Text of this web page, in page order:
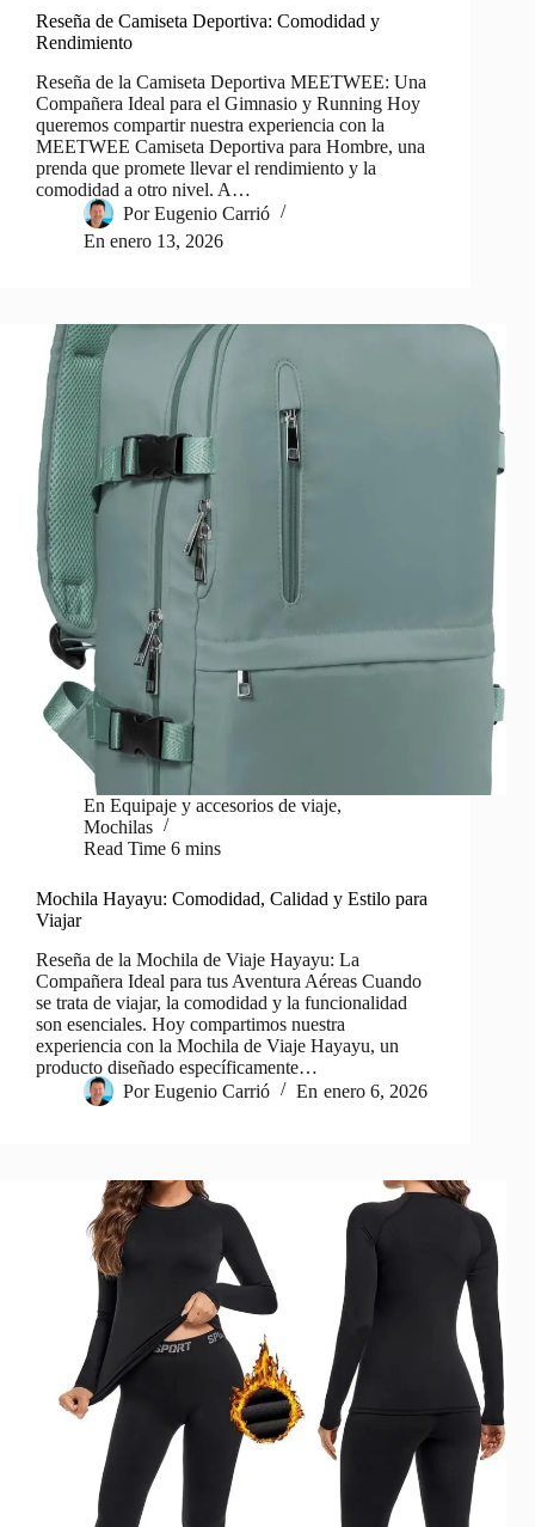
Reseña de Camiseta Deportiva: Comodidad y
Rendimiento
Reseña de la Camiseta Deportiva MEETWEE: Una
Compañera Ideal para el Gimnasio y Running Hoy
queremos compartir nuestra experiencia con la
MEETWEE Camiseta Deportiva para Hombre, una
prenda que promete llevar el rendimiento y la
comodidad a otro nivel. A…
Por Eugenio Carrió
En enero 13, 2026
En Equipaje y accesorios de viaje,
Mochilas
Read Time 6 mins
Mochila Hayayu: Comodidad, Calidad y Estilo para
Viajar
Reseña de la Mochila de Viaje Hayayu: La
Compañera Ideal para tus Aventura Aéreas Cuando
se trata de viajar, la comodidad y la funcionalidad
son esenciales. Hoy compartimos nuestra
experiencia con la Mochila de Viaje Hayayu, un
producto diseñado específicamente…
Por Eugenio Carrió En enero 6, 2026